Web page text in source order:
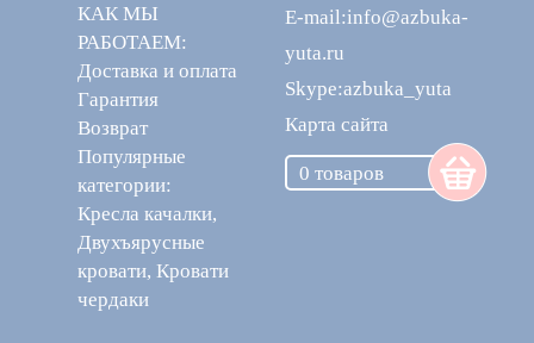
КАК МЫ
РАБОТАЕМ:
Доставка и оплата
Гарантия
Возврат
Популярные
категории:
Кресла качалки,
Двухъярусные
кровати, Кровати
чердаки
E-mail:info@azbuka-
yuta.ru
Skype:azbuka_yuta
Карта сайта
0 товаров